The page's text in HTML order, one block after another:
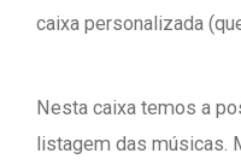
caixa personalizada
Nesta caixa temos a
listagem das músicas.